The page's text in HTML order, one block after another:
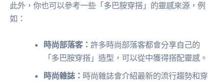
此外，你也可以參考一些「多巴胺穿搭」的靈感來源，例
如：
時尚部落客：許多時尚部落客都會分享自己的
「多巴胺穿搭」造型，可以從中獲得搭配靈感。
時尚雜誌： 時尚雜誌會介紹最新的流行趨勢和穿